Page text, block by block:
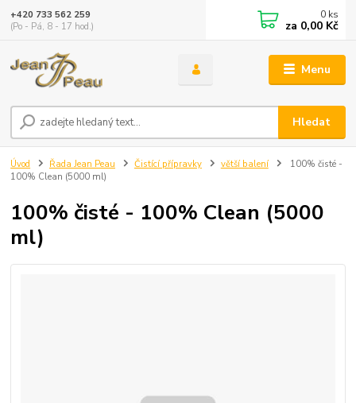
Menu
Hledat
+420 733 562 259
(Po - Pá, 8 - 17 hod.)
0 ks
za 0,00 Kč
Úvod Řada Jean Peau Čistící přípravky větší balení
100% čisté -
100% Clean (5000 ml)
100% čisté - 100% Clean (5000
ml)